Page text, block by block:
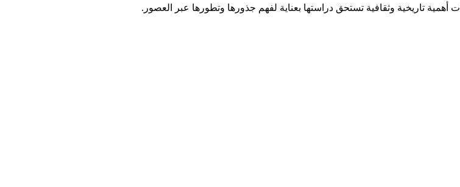
تاريخية وثقافية تستحق دراستها بعناية لفهم جذورها وتطورها عبر العصور.